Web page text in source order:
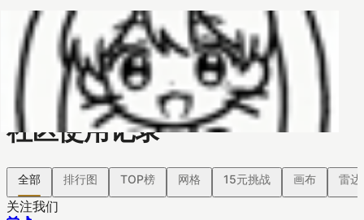
哈基榜
搜索
创建模板
返回模版
社区使用记录
全部 排行图 TOP榜 网格 15元挑战 画布 雷达
关注我们